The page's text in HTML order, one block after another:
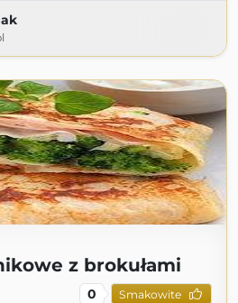
z brokułami
0 Smakowite